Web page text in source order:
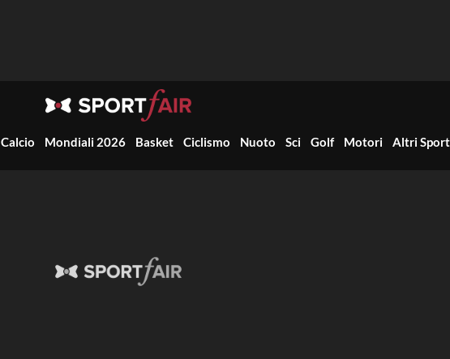
Calcio Mondiali 2026 Basket Ciclismo Nuoto Sci Golf Motori Altri Sport